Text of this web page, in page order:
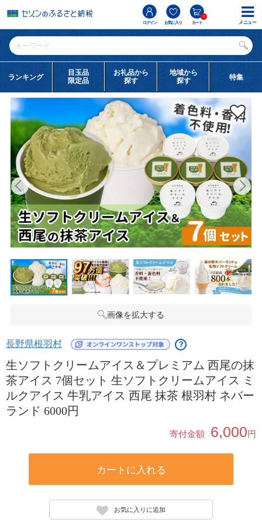
ログイン お気に入り カート
0
ランキング
目玉品
限定品
お礼品から
探す
地域から
探す
特集
画像を拡大する
長野県根羽村 ？
生ソフトクリームアイス＆プレミアム 西尾の抹
茶アイス 7個セット 生ソフトクリームアイス ミ
ルクアイス 牛乳アイス 西尾 抹茶 根羽村 ネバー
ランド 6000円
寄付金額 6,000円
カートに入れる
お気に入りに追加
メニュー